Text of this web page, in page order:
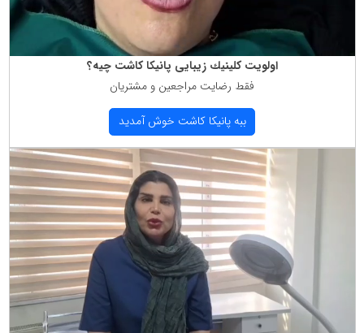
اولویت كلینیك زیبایی پانیكا كاشت چیه؟
فقط رضایت مراجعین و مشتریان
ببه پانیكا كاشت خوش آمدید